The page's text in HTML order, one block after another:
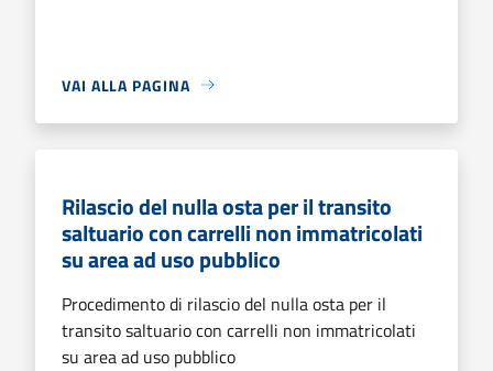
VAI ALLA PAGINA
Rilascio del nulla osta per il transito
saltuario con carrelli non immatricolati
su area ad uso pubblico
Procedimento di rilascio del nulla osta per il
transito saltuario con carrelli non immatricolati
su area ad uso pubblico